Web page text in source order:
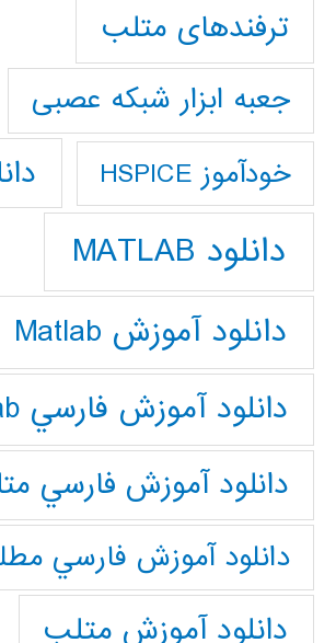
ترفندهای متلب
جعبه ابزار شبکه عصبی
خودآموز HSPICE
دانلود MATLAB
دانلود آموزش Matlab
دانلود آموزش فارسي Matlab
دانلود آموزش فارسي
دانلود آموزش فارسي
دانلود آموزش متلب